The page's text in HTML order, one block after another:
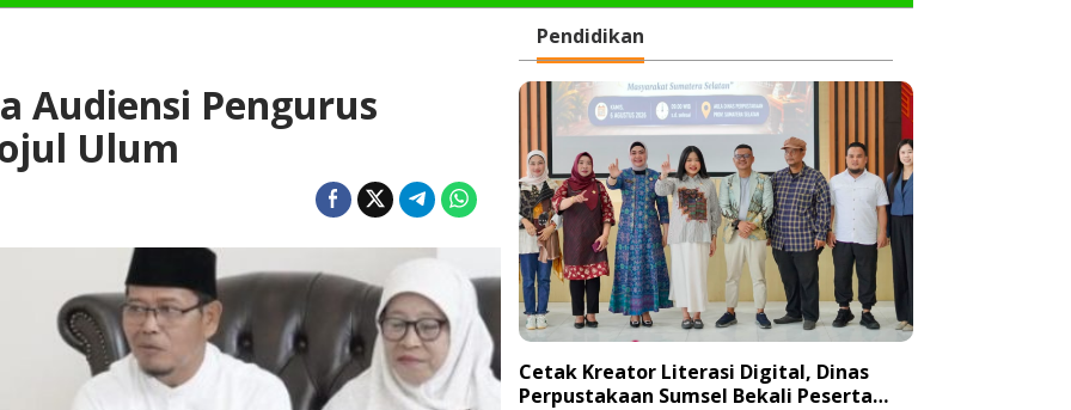
Audiensi Pengurus
Ulum
Pendidikan
Cetak Kreator Literasi Digital, Dinas
Perpustakaan Sumsel Bekali Peserta